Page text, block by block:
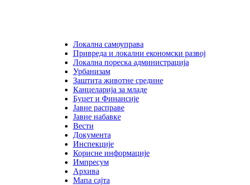
Локална самоуправа
Привреда и локални економски развој
Локална пореска администрација
Урбанизам
Заштита животне средине
Канцеларија за младе
Буџет и Финансије
Јавне расправе
Јавне набавке
Вести
Документа
Инспекције
Корисне информације
Импресум
Архива
Мапа сајта